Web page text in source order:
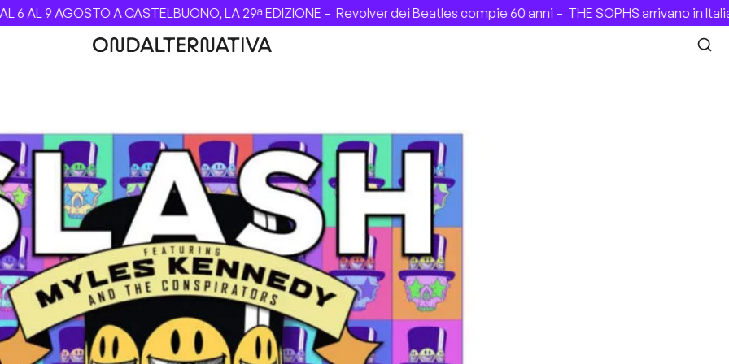
A CASTELBUONO, LA 29ª EDIZIONE –Revolver dei Beatles compie 60 anni –THE SOPHS arrivano in Italia con il